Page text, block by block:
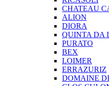
CHATEAU
ALION
DIORA
QUINTA DA
PURATO
BEX
LOIMER
ERRAZURIZ
DOMAINE